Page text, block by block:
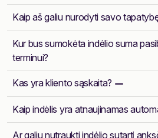
Kaip aš galiu nurodyti savo
Kur bus sumokėta indėlio suma
terminui?
Kas yra kliento sąskaita?
Kaip indėlis yra atnaujinamas
Ar galiu nutraukti indėlio sutartį